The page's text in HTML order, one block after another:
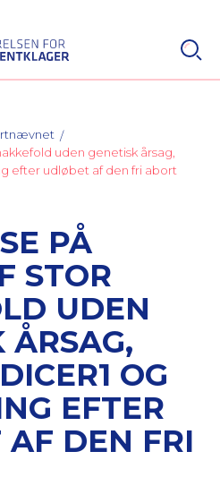
uden genetisk årsag,
efter udløbet af den fri abort
PÅ
STOR
UDEN
ÅRSAG,
OG
EFTER
DEN FRI